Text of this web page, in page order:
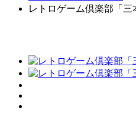
レトロゲーム倶楽部「三